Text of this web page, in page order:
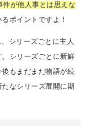
件が他人事とは思えな
ポイントですよ！
シリーズごとに主人
シリーズごとに新鮮
もまだまだ物語が続
なシリーズ展開に期